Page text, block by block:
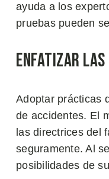
ayuda a los
pruebas pueden
Enfatizar las
Adoptar prácticas
de accidentes. El
las directrices del
seguramente. Al
posibilidades de